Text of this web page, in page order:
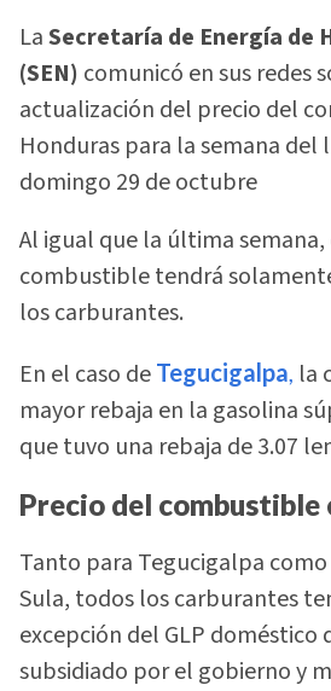
LaSecretaría de Energía de
(SEN) comunicó en sus redes
actualización del precio del
Honduras para la semana del
domingo 29 de octubre
Al igual que la última
combustible tendrá
los carburantes.
En el caso de Tegucigalpa la
mayor rebaja en la gasolina
que tuvo una rebaja de 3.07
Precio del combustible
Tanto para Tegucigalpa
Sula, todos los carburantes
excepción del GLP doméstico
subsidiado por el gobierno y